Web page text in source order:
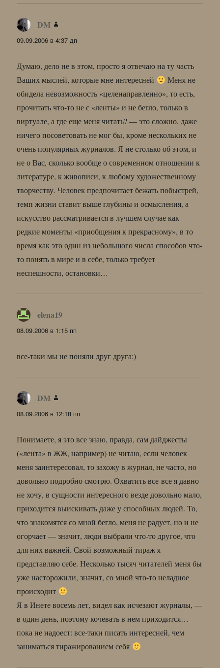
DM
09.09.2006 в 4:37 дп
Думаю, дело не в этом, просто я отвечаю на ту часть
Ваших мыслей, которые мне интересней
Меня не
обидела невозможность «целенаправленно», то есть,
прочитать что-то не с «ленты» и не бегло, только в
виртуале, а где еще меня читать? — это сложно, даже
ничего посоветовать не мог бы, кроме нескольких не
очень популярных журналов. Я не столько об этом, и
не о Вас, сколько вообще о современном отношении к
литературе, к живописи, к любому художественному
творчеству. Человек предпочитает бежать побыстрей,
темп жизни ставит выше глубины и осмысления, а
искусство рассматривается в лучшем случае как
редкие моменты «приобщения к прекрасному», в то
время как это один из небольшого числа способов что-
то понять в мире и в себе, только требует
неспешности, остановки…
elena19
08.09.2006 в 1:15 пп
все-таки мы не поняли друг друга:)
DM
08.09.2006 в 12:18 пп
Понимаете, я это все знаю, правда, сам дайджесты
(«лента» в ЖЖ, например) не читаю, если человек
меня заинтересовал, то захожу в журнал, не часто, но
довольно подробно смотрю. Охватить все-все я давно
не хочу, в сущности интересного везде довольно мало,
приходится выискивать даже у способных людей. То,
что знакомятся со мной бегло, меня не радует, но и не
огорчает — значит, люди выбрали что-то другое, что
для них важней. Свой возможный тираж я
представляю себе. Несколько тысяч читателей меня бы
уже насторожили, значит, со мной что-то неладное
происходит
Я в Инете восемь лет, видел как исчезают журналы, —
в один день, поэтому кочевать в нем приходится…
пока не надоест: все-таки писать интересней, чем
заниматься тиражированием себя